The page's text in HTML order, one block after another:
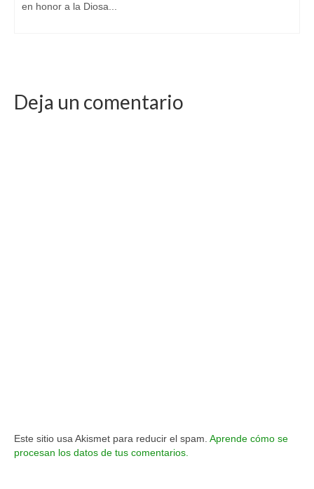
en honor a la Diosa...
Deja un comentario
Este sitio usa Akismet para reducir el spam. Aprende cómo se
procesan los datos de tus comentarios.